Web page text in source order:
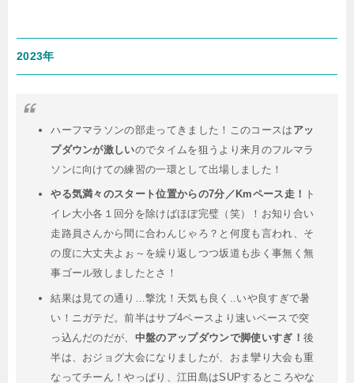
2023年
ハーフマラソンの部走ってきました！このコースは アッ
プダウンが激しいのでタイムを狙うより来月のフルマラ
ソンに向けての練習の一環として出場しました！
やる気満々のスタート位置からの7分／Kmペース走！
ト
イレ大小各１回分を除けばほぼ完璧（笑）！お知り合い
走路員さんから間に合わんじゃろ？と何度も言われ、そ
の度に大丈夫よぉ～を繰り返しつつ坂道も歩く事無く無
事ゴール致しましたとさ！
結果は見ての通り…撃沈！天気も良く..いや良すぎで暑
い！ニガテだ。前半はサブ4ペースより速いペースで突
っ込んだのだが、 中盤のアップダウンで脚使いすぎ！ 後
半は、おジョグ大会になりましたが、おま攣り大会も重
なってチーん！やっぱり、江田島はSUPするところやな